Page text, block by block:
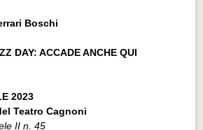
Boschi
DAY: ACCADE ANCHE QUI
2023
Teatro Cagnoni
II n. 45